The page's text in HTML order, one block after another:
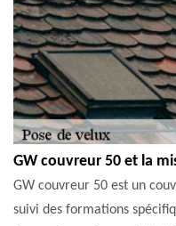
GW couvreur 50 et la
GW couvreur 50 est un
suivi des formations